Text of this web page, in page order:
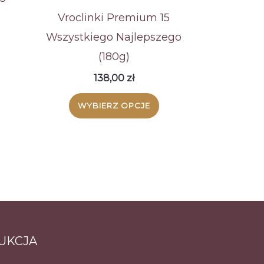
Vroclinki Premium 15
Wszystkiego Najlepszego
(180g)
138,00 zł
WYBIERZ OPCJE